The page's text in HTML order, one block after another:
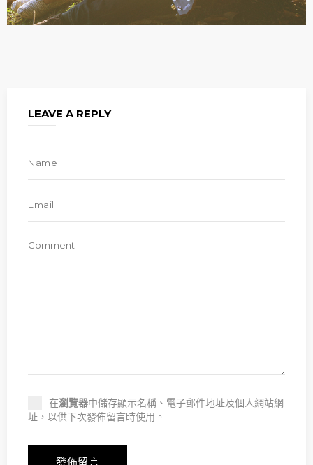
LEAVE A REPLY
在瀏覽器中儲存顯示名稱、電子郵件地址及個人網站網
址，以供下次發佈留言時使用。